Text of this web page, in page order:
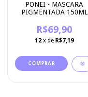
PONEI - MASCARA
PIGMENTADA 150ML
R$69,90
12 x de R$7,19